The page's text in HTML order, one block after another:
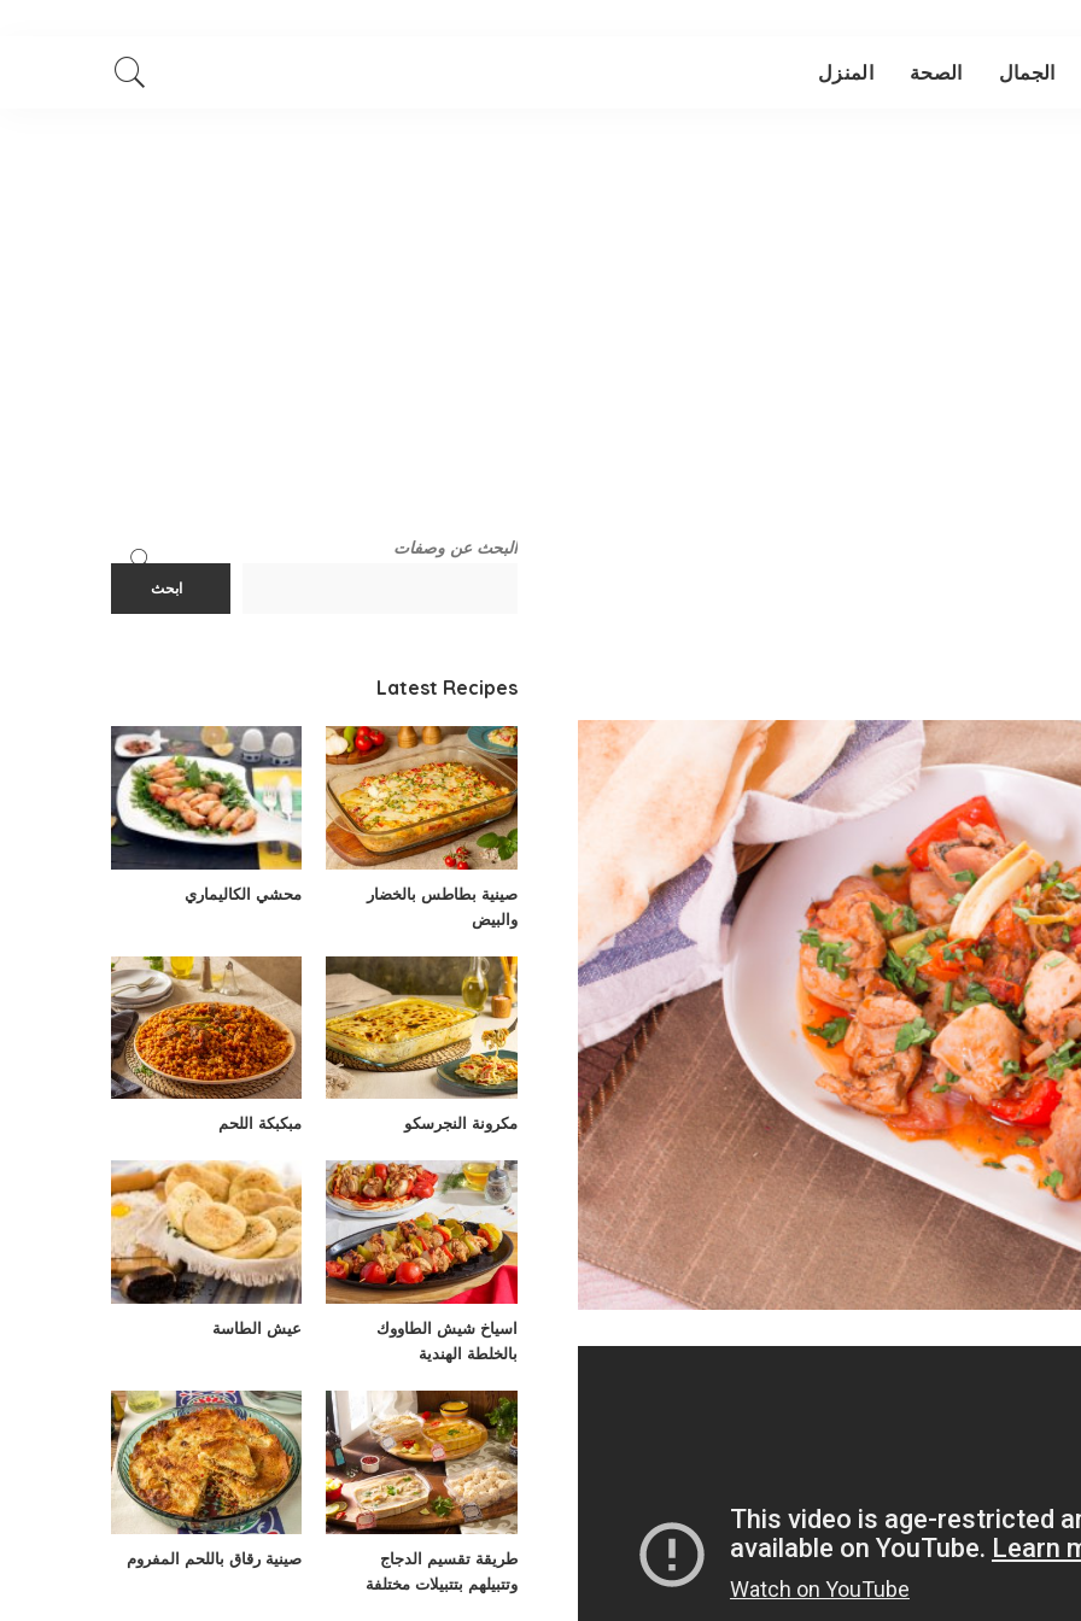
الجمال الصحة المنزل
البحث عن وصفات
ابحث
Latest Recipes
صينية بطاطس بالخضار
والبيض
محشي الكاليماري
مكرونة النجرسكو مبكبكة اللحم
اسياخ شيش الطاووك
بالخلطة الهندية
عيش الطاسة
طريقة تقسيم الدجاج
وتتبيلهم بتتبيلات مختلفة
صينية رقاق باللحم المفروم